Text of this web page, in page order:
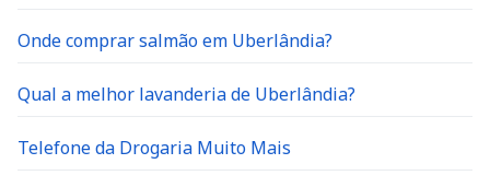
Onde comprar salmão em Uberlândia?
Qual a melhor lavanderia de Uberlândia?
Telefone da Drogaria Muito Mais